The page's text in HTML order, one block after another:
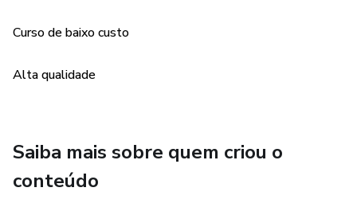
Curso de baixo custo
Alta qualidade
Saiba mais sobre quem criou o
conteúdo